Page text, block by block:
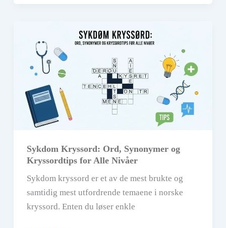
om
og
sjøliv
Sykdom Kryssord: Ord, Synonymer og
Kryssordtips for Alle Nivåer
Sykdom kryssord er et av de mest brukte og
samtidig mest utfordrende temaene i norske
kryssord. Enten du løser enkle